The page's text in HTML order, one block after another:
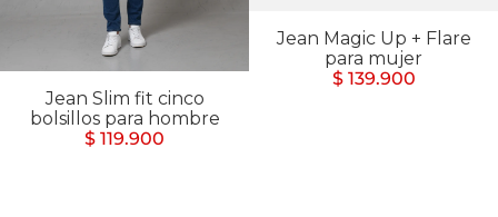
Jean Slim fit cinco
bolsillos para hombre
$ 119.900
Jean Magic Up + Flare
para mujer
$ 139.900